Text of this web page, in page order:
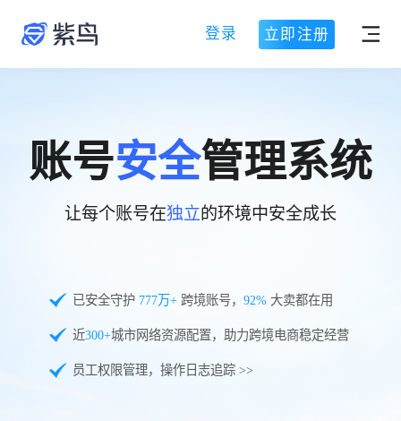
登录 立即注册
账号安全管理系统
让每个账号在独立的环境中安全成长
已安全守护 777万+ 跨境账号，92% 大卖都在用
近300+城市网络资源配置，助力跨境电商稳定经营
员工权限管理，操作日志追踪 >>